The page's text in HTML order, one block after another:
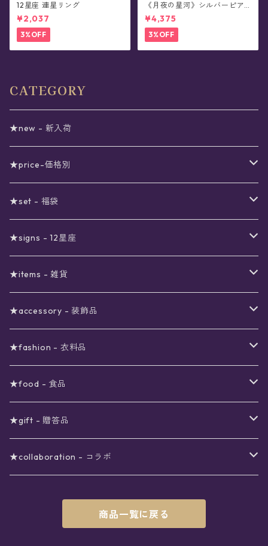
12星座 連星リング
¥2,037
3%OFF
《月夜の星河》シルバーピア
ス/イヤリング
¥4,375
3%OFF
CATEGORY
★new - 新入荷
★price-価格別
セール
真夜中のSALE
予約限定SALE
〜1000円
〜2000円
〜3000円
〜4000円
〜5000円
〜6000円
〜7000円
★set - 福袋
12星座福袋
星の市福袋
★signs - 12星座
12星座ギフトセット
★items - 雑貨
ステーショナリー
ギフトボックス
ノート
メイクアップ
ネイルカラー
アロマスプレー
ポーチ
夜空の星月
扇子(うちわ)
インテリア
★accessory - 装飾品
ピアス
星
月
イヤリング
星
月
ネックレス
星
チョーカー
ブレスレット
★fashion - 衣料品
ワンピース
スター
フラワー
トップス
ブラウス
ボトムス
レックウォーマー
★food - 食品
珈琲
紅茶
★gift - 贈答品
ラッピング用オプション
バレンタインギフト
★collaboration - コラボ
Stellatium(姉妹店委託)
商品一覧に戻る